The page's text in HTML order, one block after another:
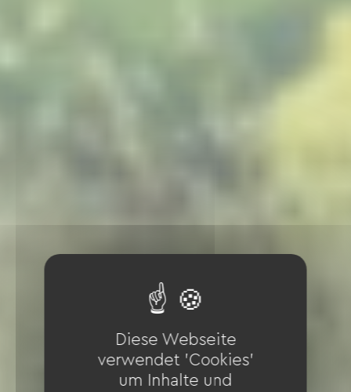
Diese Webseite
verwendet 'Cookies'
um Inhalte und